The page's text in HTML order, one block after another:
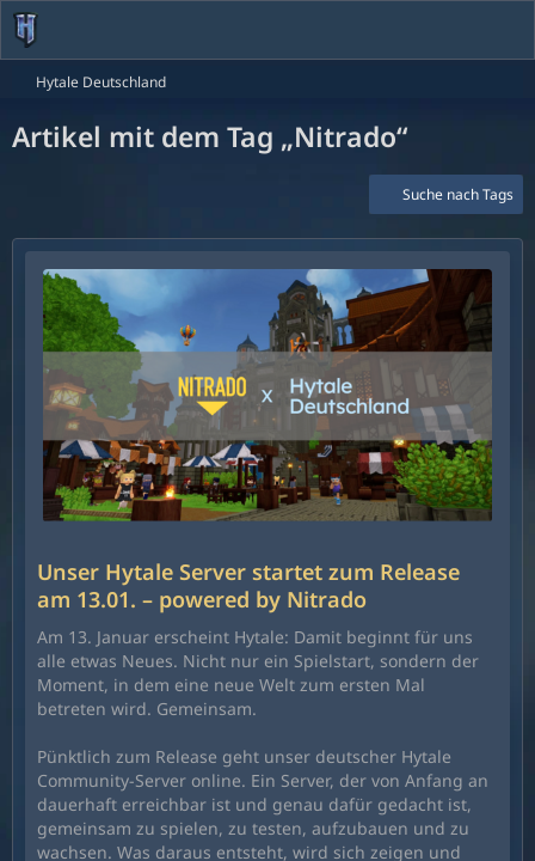
Hytale Deutschland
Artikel mit dem Tag „Nitrado“
Suche nach Tags
Unser Hytale Server startet zum Release
am 13.01. – powered by Nitrado
Am 13. Januar erscheint Hytale: Damit beginnt für uns
alle etwas Neues. Nicht nur ein Spielstart, sondern der
Moment, in dem eine neue Welt zum ersten Mal
betreten wird. Gemeinsam.
Pünktlich zum Release geht unser deutscher Hytale
Community-Server online. Ein Server, der von Anfang an
dauerhaft erreichbar ist und genau dafür gedacht ist,
gemeinsam zu spielen, zu testen, aufzubauen und zu
wachsen. Was daraus entsteht, wird sich zeigen und